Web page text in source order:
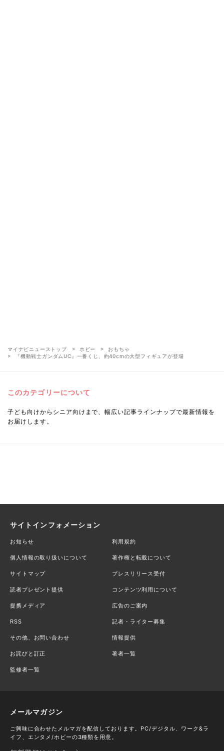
マイナビニューストップ ホビー
おもちゃ
『機動戦士ガンダムUC』一番くじ、約40cmの大型フィギュアが登場
このカテゴリーについて
子ども向けからシニア向けまで、幅広い記事ラインナップで最新情報を
お届けします。
サイトインフォメーション
お知らせ 利用規約
個人情報の取り扱いについて 著作権と転載について
サイトマップ プレスリリース受付
読者プレゼント提供 コンテンツ利用について
提携メディア 広告のご案内
RSS 記者・ライター募集
その他、お問い合わせ 情報提供
お詫びと訂正 著者一覧
監修者一覧
メールマガジン
ご興味に合わせたメルマガを配信しております。PC/デジタル、ワーク&ラ
イフ、エンタメ/ホビーの3種類を用意。